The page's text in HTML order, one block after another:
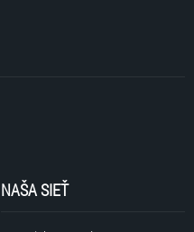
NAŠA SIEŤ